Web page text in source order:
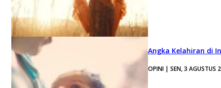
Angka Kelahiran di
OPINI | SEN, 3 AGUSTUS